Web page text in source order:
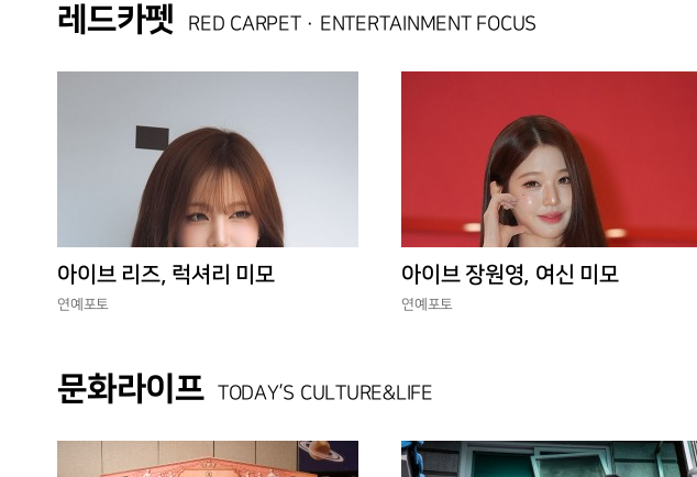
레드카펫 RED CARPET · ENTERTAINMENT FOCUS
아이브 리즈, 럭셔리 미모
연예포토
아이브 장원영, 여신 미모
연예포토
문화라이프 TODAY’S CULTURE&LIFE